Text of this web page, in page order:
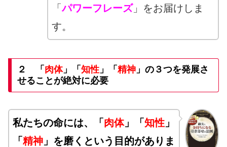
「パワーフレーズ」をお届けしま
す。
２ 「 肉体」「 知性」「 精神」の３つを発展さ
せることが絶対に必要
私たちの命には、「肉体」「知性 」
「精神 」を磨くという目的がありま